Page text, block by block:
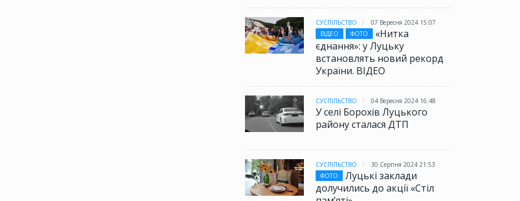
СУСПІЛЬСТВО
07 Вересня 2024 15:07
ВІДЕО
ФОТО
«Нитка
єднання»: у Луцьку
встановлять новий рекорд
України. ВІДЕО
СУСПІЛЬСТВО 04 Вересня 2024 16:48
У селі Борохів Луцького
району сталася ДТП
СУСПІЛЬСТВО
30 Серпня 2024 21:53
ФОТО
Луцькі заклади
долучились до акції «Стіл